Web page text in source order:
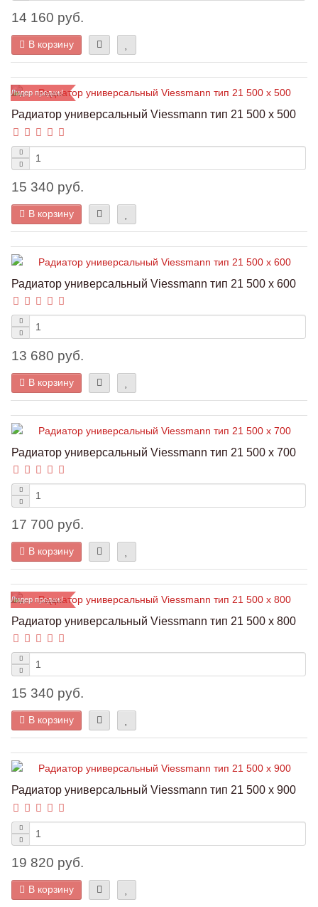
14 160 руб.
В корзину
Лидер продаж!
Радиатор универсальный Viessmann тип 21 500 x 500
15 340 руб.
В корзину
Радиатор универсальный Viessmann тип 21 500 x 600
13 680 руб.
В корзину
Радиатор универсальный Viessmann тип 21 500 x 700
17 700 руб.
В корзину
Лидер продаж!
Радиатор универсальный Viessmann тип 21 500 x 800
15 340 руб.
В корзину
Радиатор универсальный Viessmann тип 21 500 x 900
19 820 руб.
В корзину